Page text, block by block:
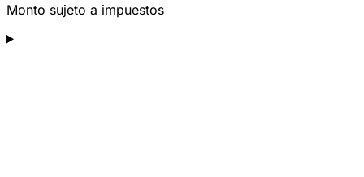
Monto sujeto a impuestos